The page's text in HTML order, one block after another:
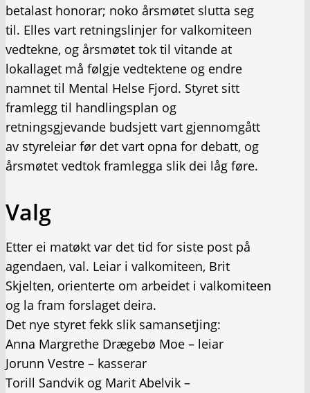
betalast honorar; noko årsmøtet slutta seg
til. Elles vart retningslinjer for valkomiteen
vedtekne, og årsmøtet tok til vitande at
lokallaget må følgje vedtektene og endre
namnet til Mental Helse Fjord. Styret sitt
framlegg til handlingsplan og
retningsgjevande budsjett vart gjennomgått
av styreleiar før det vart opna for debatt, og
årsmøtet vedtok framlegga slik dei låg føre.
Valg
Etter ei matøkt var det tid for siste post på
agendaen, val. Leiar i valkomiteen, Brit
Skjelten, orienterte om arbeidet i valkomiteen
og la fram forslaget deira.
Det nye styret fekk slik samansetjing:
Anna Margrethe Drægebø Moe – leiar
Jorunn Vestre – kasserar
Torill Sandvik og Marit Abelvik –